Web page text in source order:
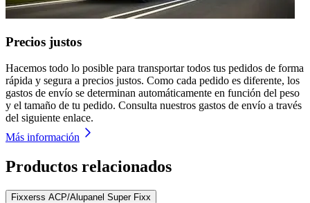
Precios justos
Hacemos todo lo posible para transportar todos tus pedidos de forma
rápida y segura a precios justos. Como cada pedido es diferente, los
gastos de envío se determinan automáticamente en función del peso
y el tamaño de tu pedido. Consulta nuestros gastos de envío a través
del siguiente enlace.
Más información
Productos relacionados
Fixxerss ACP/Alupanel Super Fixx